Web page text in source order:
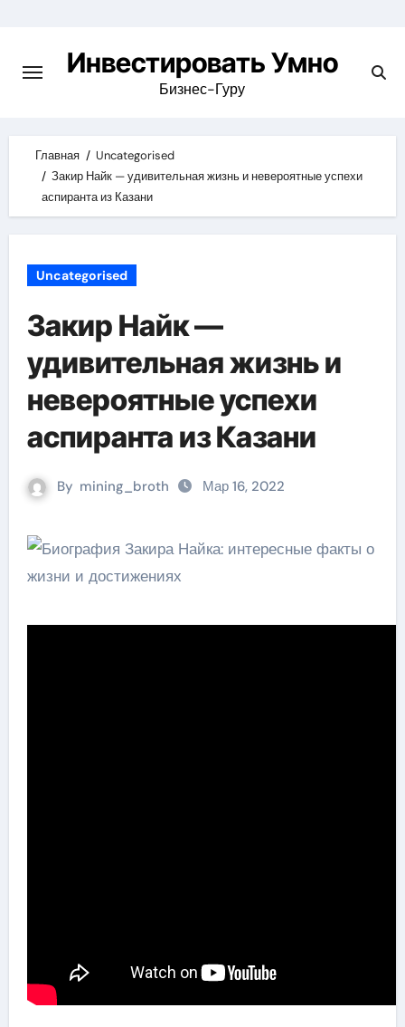
content
Инвестировать Умно
Бизнес-Гуру
Главная
Uncategorised
Закир Найк — удивительная жизнь и невероятные успехи
аспиранта из Казани
Uncategorised
Закир Найк —
удивительная жизнь и
невероятные успехи
аспиранта из Казани
By mining_broth Мар 16, 2022